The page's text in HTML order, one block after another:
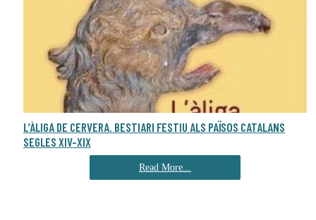
L’ÀLIGA DE CERVERA. BESTIARI FESTIU ALS PAÏSOS CATALANS
SEGLES XIV-XIX
Read More...